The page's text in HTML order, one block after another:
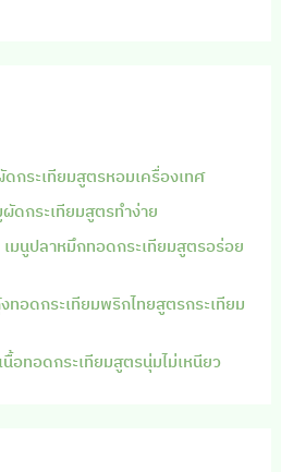
ดกระเทียมสูตรหอมเครื่องเทศ
ดกระเทียมสูตรทำง่าย
มนูปลาหมึกทอดกระเทียมสูตรอร่อย
ทอดกระเทียมพริกไทยสูตรกระเทียม
นื้อทอดกระเทียมสูตรนุ่มไม่เหนียว